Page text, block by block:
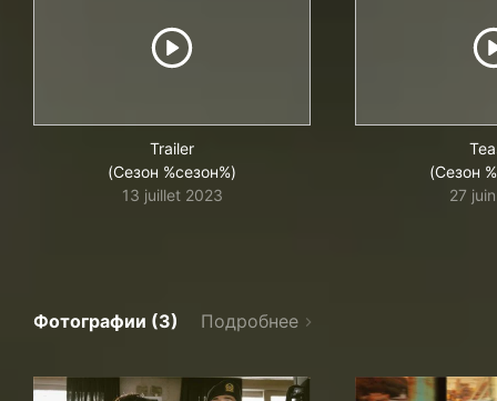
Trailer
(Сезон %сезон%)
13 juillet 2023
(Сезон
27
Фотографии (3) Подробнее